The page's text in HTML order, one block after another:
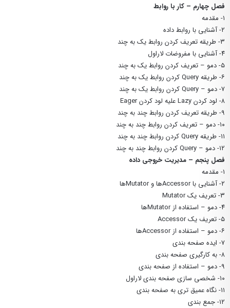
فصل چهارم – کار با روابط
۱- مقدمه
۲- آشنایی با روابط داده
۳- طریقه تعریف کردن روابط یک به چند
۴- آشنایی با مفروضات لاراول
۵- دمو – تعریف کردن روابط یک به چند
۶- طریقه Query کردن روابط یک به چند
۷- دمو – Query کردن روابط یک به چند
۸- لود کردن Lazy علیه لود کردن Eager
۹- طریقه تعریف کردن روابط چند به چند
۱۰- دمو – تعریف کردن روابط چند به چند
۱۱- طریقه Query کردن روابط چند به چند
۱۲- دمو – Query کردن روابط چند به چند
فصل پنجم – مدیریت خروجی داده
۱- مقدمه
۲- آشنایی با Accessorها و Mutatorها
۳- تعریف یک Mutator
۴- دمو – استفاده از Mutatorها
۵- تعریف یک Accessor
۶- دمو – استفاده از Accessorها
۷- ایده صفحه بندی
۸- به کارگیری صفحه بندی
۹- دمو – استفاده از صفحه بندی
۱۰- شخصی سازی صفحه بندی لاراول
۱۱- نگاه عمیق تری به صفحه بندی
۱۲- جمع بندی